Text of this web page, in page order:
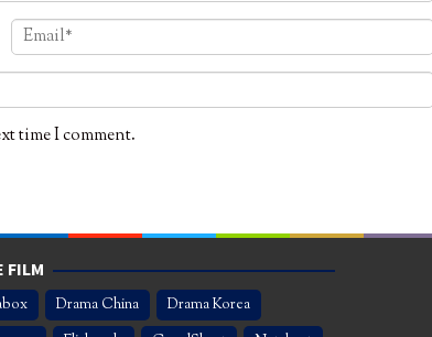
time I comment.
FILM
Drama China
Drama Korea